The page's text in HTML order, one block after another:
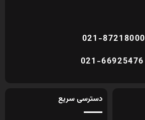
021-87218000
021-66925476
دسترسی سریع